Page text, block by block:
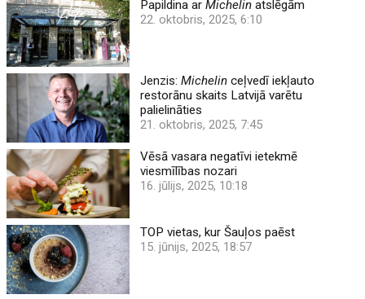
Papildina arMichelin atslēgām
22. oktobris, 2025, 6:10
Jenzis:Michelin ceļvedī iekļauto
restorānu skaits Latvijā varētu
palielināties
21. oktobris, 2025, 7:45
Vēsā vasara negatīvi ietekmē
viesmīlības nozari
16. jūlijs, 2025, 10:18
TOP vietas, kur Šauļos paēst
15. jūnijs, 2025, 18:57